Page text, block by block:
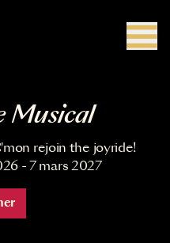
Musical
rejoin the joyride!
- 7 mars 2027